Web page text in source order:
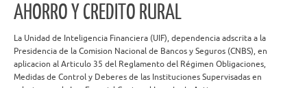
AHORRO Y CREDITO RURAL
La Unidad de Inteligencia Financiera (UIF), dependencia adscrita a la
Presidencia de la Comision Nacional de Bancos y Seguros (CNBS), en
aplicacion al Articulo 35 del Reglamento del Régimen Obligaciones,
Medidas de Control y Deberes de las Instituciones Supervisadas en